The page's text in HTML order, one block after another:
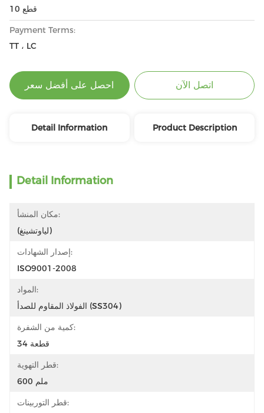
10 قطع
Payment Terms:
TT ، LC
احصل على أفضل سعر اتصل الآن
Detail Information Product Description
Detail Information
مكان المنشأ:
(لياوتشينغ)
إصدار الشهادات:
ISO9001-2008
المواد:
الفولاذ المقاوم للصدأ (SS304)
كمية من الشفرة:
34 قطعة
قطر التهوية:
600 ملم
قطر التوربينات: